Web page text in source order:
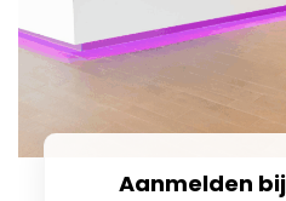
Aanmelden